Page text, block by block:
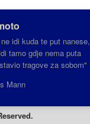
idi kuda te put nanese,
tamo gdje nema puta
tragove za sobom"
Mann